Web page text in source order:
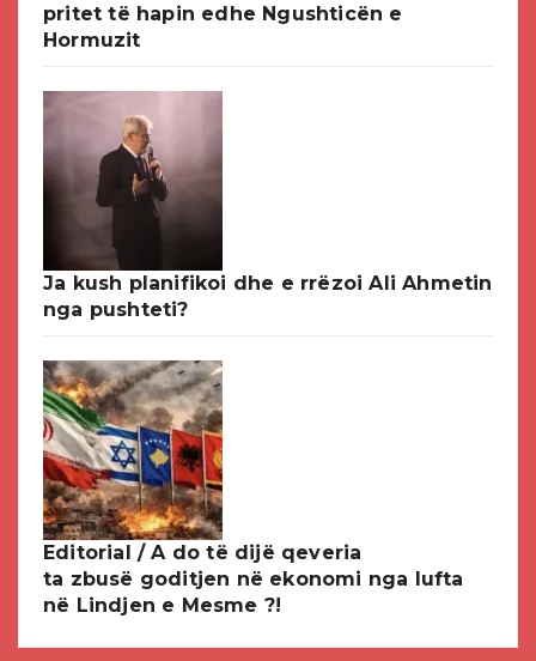
pritet të hapin edhe Ngushticën e
Hormuzit
Ja kush planifikoi dhe e rrëzoi Ali Ahmetin
nga pushteti?
Editorial / A do të dijë qeveria
ta zbusë goditjen në ekonomi nga lufta
në Lindjen e Mesme ?!